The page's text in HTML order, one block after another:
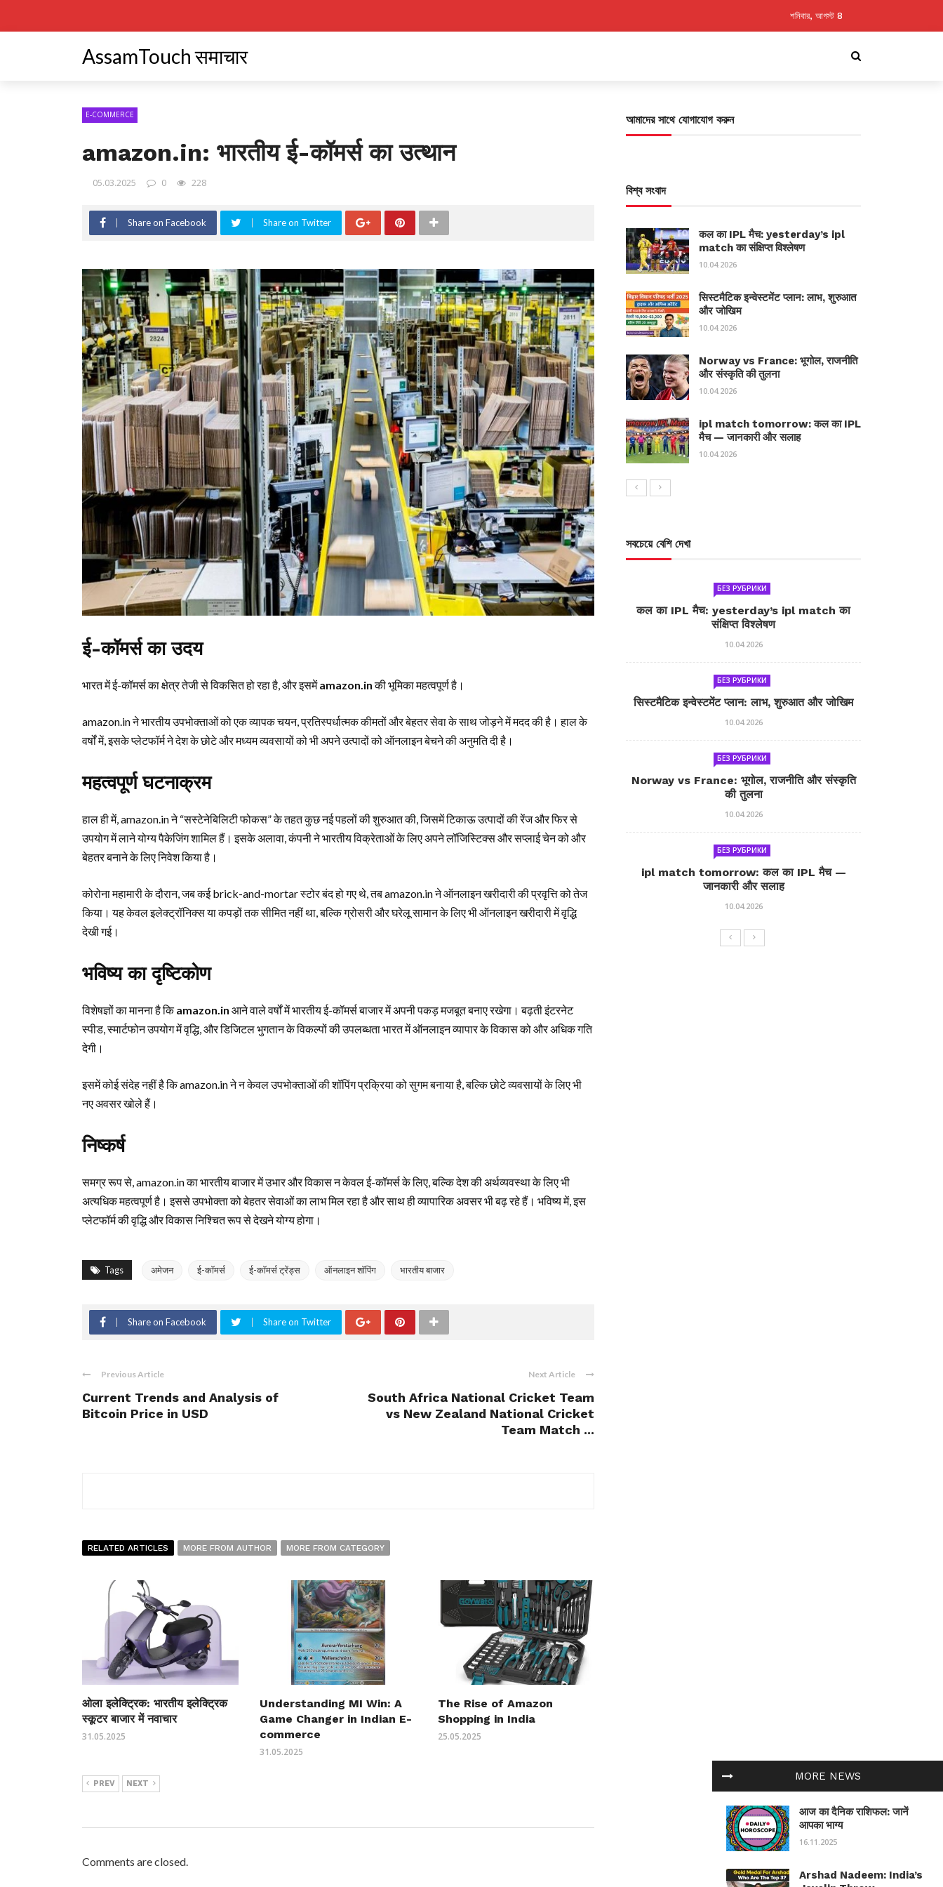
শনিবার, আগস্ট 8
AssamTouch समाचार
E-COMMERCE
amazon.in: भारतीय ई-कॉमर्स का उत्थान
05.03.2025 0 228
Share on Facebook Share on Twitter
ई-कॉमर्स का उदय
भारत में ई-कॉमर्स का क्षेत्र तेजी से विकसित हो रहा है, और इसमेंamazon.inकी भूमिका महत्वपूर्ण है।
amazon.in ने भारतीय उपभोक्ताओं को एक व्यापक चयन, प्रतिस्पर्धात्मक कीमतों और बेहतर सेवा के साथ जोड़ने में मदद की है। हाल के
वर्षों में, इसके प्लेटफॉर्म ने देश के छोटे और मध्यम व्यवसायों को भी अपने उत्पादों को ऑनलाइन बेचने की अनुमति दी है।
महत्वपूर्ण घटनाक्रम
हाल ही में, amazon.in ने “सस्टेनेबिलिटी फोकस” के तहत कुछ नई पहलों की शुरुआत की, जिसमें टिकाऊ उत्पादों की रेंज और फिर से
उपयोग में लाने योग्य पैकेजिंग शामिल हैं। इसके अलावा, कंपनी ने भारतीय विक्रेताओं के लिए अपने लॉजिस्टिक्स और सप्लाई चेन को और
बेहतर बनाने के लिए निवेश किया है।
कोरोना महामारी के दौरान, जब कई brick-and-mortar स्टोर बंद हो गए थे, तब amazon.in ने ऑनलाइन खरीदारी की प्रवृत्ति को तेज
किया। यह केवल इलेक्ट्रॉनिक्स या कपड़ों तक सीमित नहीं था, बल्कि ग्रोसरी और घरेलू सामान के लिए भी ऑनलाइन खरीदारी में वृद्धि
देखी गई।
भविष्य का दृष्टिकोण
विशेषज्ञों का मानना है किamazon.in आने वाले वर्षों में भारतीय ई-कॉमर्स बाजार में अपनी पकड़ मजबूत बनाए रखेगा। बढ़ती इंटरनेट
स्पीड, स्मार्टफोन उपयोग में वृद्धि, और डिजिटल भुगतान के विकल्पों की उपलब्धता भारत में ऑनलाइन व्यापार के विकास को और अधिक गति
देगी।
इसमें कोई संदेह नहीं है कि amazon.in ने न केवल उपभोक्ताओं की शॉपिंग प्रक्रिया को सुगम बनाया है, बल्कि छोटे व्यवसायों के लिए भी
नए अवसर खोले हैं।
निष्कर्ष
समग्र रूप से, amazon.in का भारतीय बाजार में उभार और विकास न केवल ई-कॉमर्स के लिए, बल्कि देश की अर्थव्यवस्था के लिए भी
अत्यधिक महत्वपूर्ण है। इससे उपभोक्ता को बेहतर सेवाओं का लाभ मिल रहा है और साथ ही व्यापारिक अवसर भी बढ़ रहे हैं। भविष्य में, इस
प्लेटफॉर्म की वृद्धि और विकास निश्चित रूप से देखने योग्य होगा।
Tags अमेजन ई-कॉमर्स ई-कॉमर्स ट्रेंड्स ऑनलाइन शॉपिंग भारतीय बाजार
Share on Facebook Share on Twitter
Previous Article
Current Trends and Analysis of
Bitcoin Price in USD
Next Article
South Africa National Cricket Team
vs New Zealand National Cricket
Team Match ...
RELATED ARTICLES MORE FROM AUTHOR MORE FROM CATEGORY
ओला इलेक्ट्रिक: भारतीय इलेक्ट्रिक
स्कूटर बाजार में नवाचार
31.05.2025
Understanding MI Win: A
Game Changer in Indian E-
commerce
31.05.2025
The Rise of Amazon
Shopping in India
25.05.2025
PREV NEXT
Comments are closed.
MORE NEWS
आज का दैनिक राशिफल: जानें
आपका भाग्य
16.11.2025
Arshad Nadeem: India’s
আমাদের সাথে যোগাযোগ করুন
বিশ্ব সংবাদ
कल का IPL मैच: yesterday’s ipl
match का संक्षिप्त विश्लेषण
10.04.2026
सिस्टमैटिक इन्वेस्टमेंट प्लान: लाभ, शुरुआत
और जोखिम
10.04.2026
Norway vs France: भूगोल, राजनीति
और संस्कृति की तुलना
10.04.2026
ipl match tomorrow: कल का IPL
मैच — जानकारी और सलाह
10.04.2026
সবচেয়ে বেশি দেখা
БЕЗ РУБРИКИ
कल का IPL मैच: yesterday’s ipl match का
संक्षिप्त विश्लेषण
10.04.2026
БЕЗ РУБРИКИ
सिस्टमैटिक इन्वेस्टमेंट प्लान: लाभ, शुरुआत और जोखिम
10.04.2026
БЕЗ РУБРИКИ
Norway vs France: भूगोल, राजनीति और संस्कृति
की तुलना
10.04.2026
БЕЗ РУБРИКИ
ipl match tomorrow: कल का IPL मैच —
जानकारी और सलाह
10.04.2026